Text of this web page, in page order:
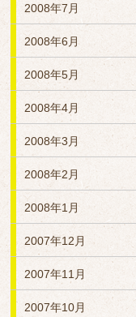
2008年7月
2008年6月
2008年5月
2008年4月
2008年3月
2008年2月
2008年1月
2007年12月
2007年11月
2007年10月